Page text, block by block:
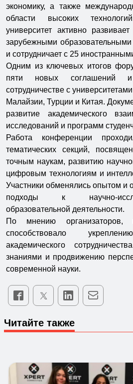
экономику, а также
области высоких
университет активно
зарубежными
и сотрудничает с 25
Одним из ключевых итогов
пяти новых соглашений
сотрудничестве с
Малайзии, Турции и Китая.
развитие академического
исследований и программ
Работа конференции
тематических секций,
точным наукам, развитию
цифровым технологиям и
Участники обменялись опытом и
подходы к научно-
образовательной деятельности.
По мнению организаторов,
способствовало
академического
знаниями и продвижению
современной науки.
Читайте также